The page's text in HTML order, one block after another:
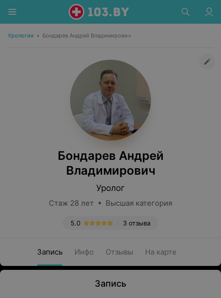
Урология • Бондарев Андрей Владимирович
Бондарев Андрей
Владимирович
Уролог
Стаж 28 лет • Высшая категория
3 отзыва
5.0
Запись Инфо Отзывы На карте
Запись